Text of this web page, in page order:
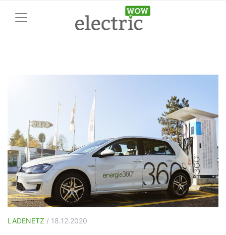
LADENETZ / 18.12.2020